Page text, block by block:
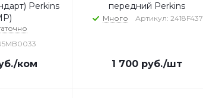
Perkins
/ком
передний Perkins
Много Артикул: 2418F437
1 700руб./шт